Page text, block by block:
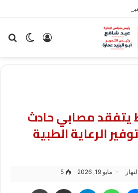
في مدينة نصر بسبب قضية نفقة
الوضع تسجيل
مصابي حادث
الرعاية الطبية
مايو 19, 2026 5
ماسنجر واتساب تيلقرام مشاركة عبر البريد